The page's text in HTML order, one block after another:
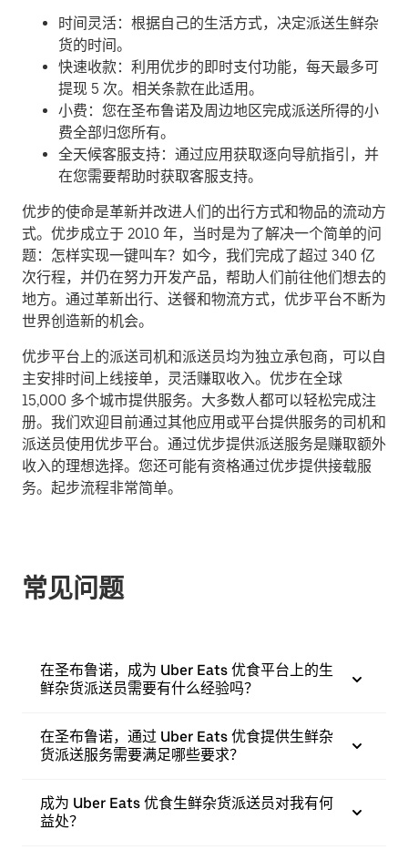
时间灵活：根据自己的生活方式，决定派送生鲜杂
货的时间。
快速收款：利用优步的即时支付功能，每天最多可
提现 5 次。相关条款在此适用。
小费：您在圣布鲁诺及周边地区完成派送所得的小
费全部归您所有。
全天候客服支持：通过应用获取逐向导航指引，并
在您需要帮助时获取客服支持。
优步的使命是革新并改进人们的出行方式和物品的流动方
式。优步成立于 2010 年，当时是为了解决一个简单的问
题：怎样实现一键叫车？如今，我们完成了超过 340 亿
次行程，并仍在努力开发产品，帮助人们前往他们想去的
地方。通过革新出行、送餐和物流方式，优步平台不断为
世界创造新的机会。
优步平台上的派送司机和派送员均为独立承包商，可以自
主安排时间上线接单，灵活赚取收入。优步在全球
15,000 多个城市提供服务。大多数人都可以轻松完成注
册。我们欢迎目前通过其他应用或平台提供服务的司机和
派送员使用优步平台。通过优步提供派送服务是赚取额外
收入的理想选择。您还可能有资格通过优步提供接载服
务。起步流程非常简单。
常见问题
在圣布鲁诺，成为 Uber Eats 优食平台上的生
鲜杂货派送员需要有什么经验吗？
在圣布鲁诺，通过 Uber Eats 优食提供生鲜杂
货派送服务需要满足哪些要求？
成为 Uber Eats 优食生鲜杂货派送员对我有何
益处？